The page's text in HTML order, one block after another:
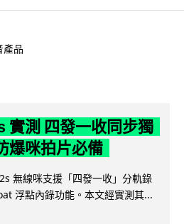
產品
測 四發一收同步獨
爆咪拍片必備
無線咪支援「四發一收」分軌錄
浮點內錄功能。本文經實測其...